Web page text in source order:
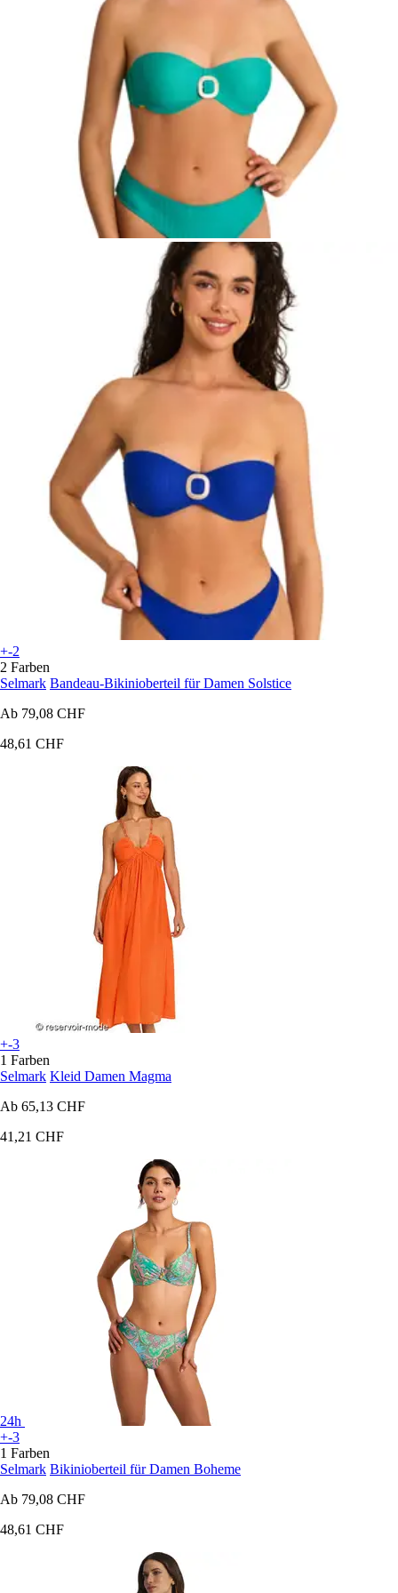
+-2
2 Farben
Selmark Bandeau-Bikinioberteil für Damen Solstice
Ab 79,08 CHF
48,61 CHF
+-3
1 Farben
Selmark Kleid Damen Magma
Ab 65,13 CHF
41,21 CHF
24h
+-3
1 Farben
Selmark Bikinioberteil für Damen Boheme
Ab 79,08 CHF
48,61 CHF